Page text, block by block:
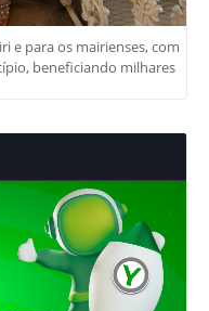
e para os mairienses, com
beneficiando milhares